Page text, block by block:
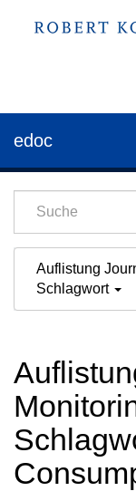
edoc
Auflistung
Schlagwort